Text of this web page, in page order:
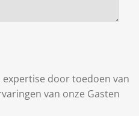
door toedoen van
van onze Gasten